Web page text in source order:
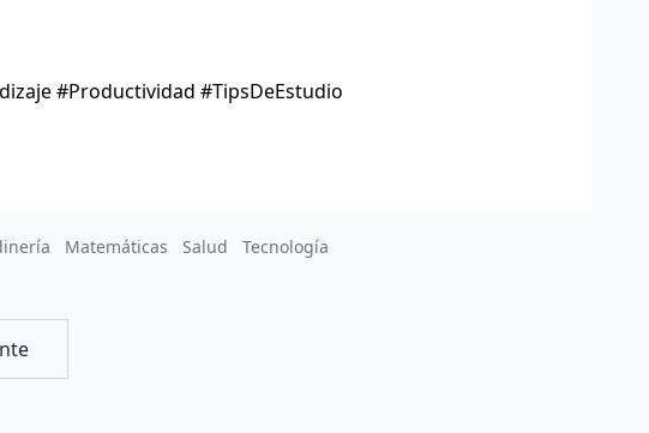
#Productividad #TipsDeEstudio
Matemáticas Salud Tecnología